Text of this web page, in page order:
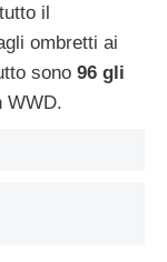
il
ombretti ai
sono 96 gli
WWD.